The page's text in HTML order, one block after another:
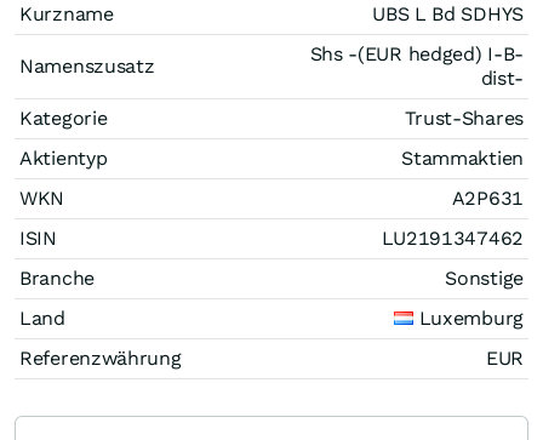
Kurzname
UBS L Bd SDHYS
Namenszusatz
Shs -(EUR hedged) I-B-
dist-
Kategorie
Trust-Shares
Aktientyp
Stammaktien
WKN
A2P631
ISIN
LU2191347462
Branche
Sonstige
Land
Luxemburg
Referenzwährung
EUR